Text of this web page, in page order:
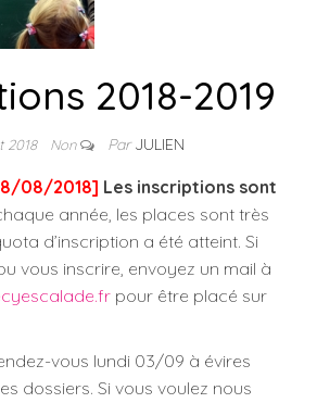
2018-2019
2018 Non ParJULIEN
08/2018] Les inscriptions sont
année, les places sont très
d’inscription a été atteint. Si
vous inscrire, envoyez un mail à
pour être placé sur
vous lundi 03/09 à évires
dossiers. Si vous voulez nous